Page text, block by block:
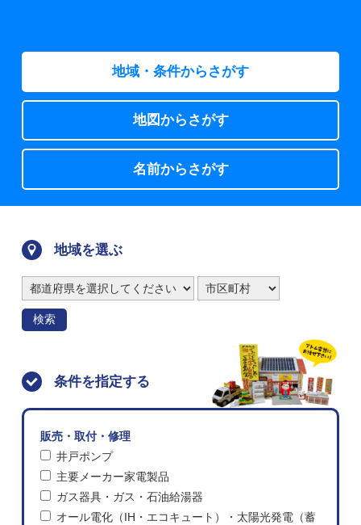
地域・条件からさがす
地図からさがす
名前からさがす
地域を選ぶ
検索
条件を指定する
販売・取付・修理
井戸ポンプ
主要メーカー家電製品
ガス器具・ガス・石油給湯器
オール電化（IH・エコキュート）・太陽光発電（蓄